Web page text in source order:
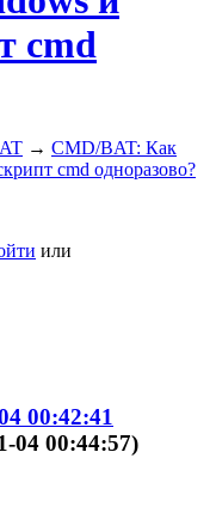
cmd
→ CMD/BAT: Как
cmd одноразово?
или
00:42:41
04 00:44:57)